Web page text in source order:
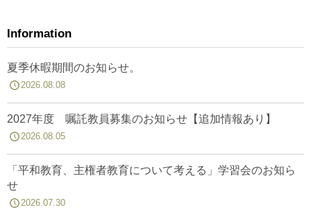
Information
夏季休暇期間のお知らせ。
2026.08.08
2027年度 嘱託教員募集のお知らせ【追加情報あり】
2026.08.05
「平和教育、主権者教育について考える」学習会のお知ら
せ
2026.07.30